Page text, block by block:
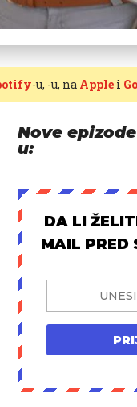
-u, -u, na Applei
Nove
u:
DA LI
MAIL PRED